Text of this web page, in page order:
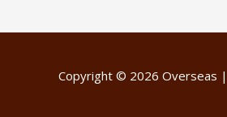
Copyright © 2026 Overseas